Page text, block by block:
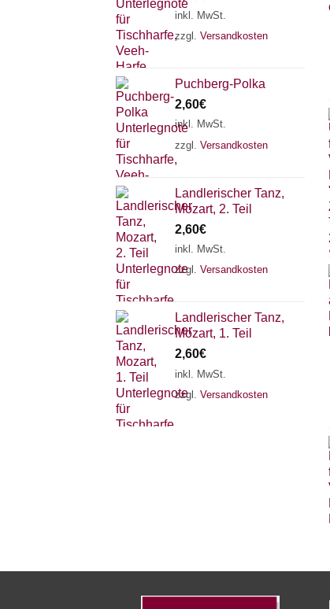
inkl. MwSt.
zzgl. Versandkosten
Puchberg-Polka
2,60€
inkl. MwSt.
zzgl. Versandkosten
Landlerischer Tanz,
Mozart, 2. Teil
2,60€
inkl. MwSt.
zzgl. Versandkosten
Landlerischer Tanz,
Mozart, 1. Teil
2,60€
inkl. MwSt.
zzgl. Versandkosten